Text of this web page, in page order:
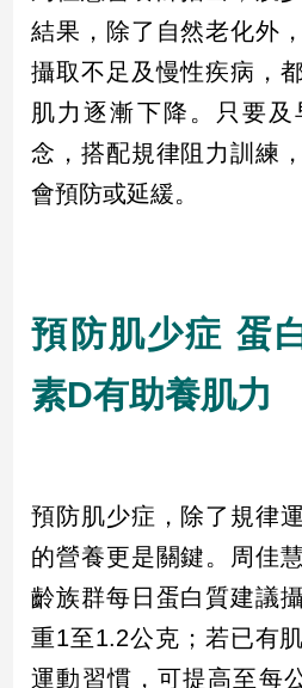
時
尚
追
星
生
室
設
計
食
星
座/
命
理
消
結果，除了自然老化外
攝取不足及慢性疾病，
肌力逐漸下降。只要
念，搭配規律阻力訓練
會預防或延緩。
預防肌少症 蛋
素D有助養肌力
預防肌少症，除了規律
的營養更是關鍵。周佳
齡族群每日蛋白質建議
重1至1.2公克；若已有
運動習慣，可提高至每